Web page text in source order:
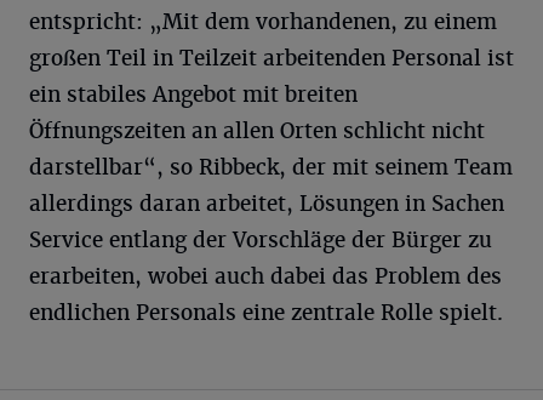
entspricht: „Mit dem vorhandenen, zu einem
großen Teil in Teilzeit arbeitenden Personal ist
ein stabiles Angebot mit breiten
Öffnungszeiten an allen Orten schlicht nicht
darstellbar“, so Ribbeck, der mit seinem Team
allerdings daran arbeitet, Lösungen in Sachen
Service entlang der Vorschläge der Bürger zu
erarbeiten, wobei auch dabei das Problem des
endlichen Personals eine zentrale Rolle spielt.